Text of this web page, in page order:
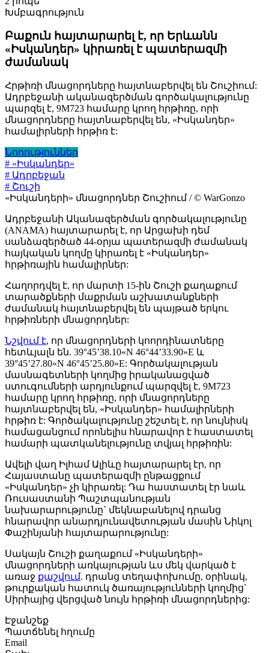
Խմբագրություն
Բաքուն հայտարարել է, որ Երևանն
«Իսկանդեր» կիրառել է պատերազմի
ժամանակ
Հրթիռի մնացորդները հայտնաբերվել են Շուշիում:
Ադրբեջանի ականազերծման գործակալությունը
պարզել է, 9M723 համարը կրող հրթիռը, որի
մնացորդները հայտնաբերվել են, «Իսկանդեր»
համալիրների հրթիռ է:
Նորություններ
# «Իսկանդեր»
# Ադրբեջան
# Շուշի
«Իսկանդերի» մնացորդներ Շուշիում / © WarGonzo
Ադրբեջանի Ականազերծման գործակալությունը
(ANAMA) հայտարարել է, որ Արցախի դեմ
սանձազերծած 44-օրյա պատերազմի ժամանակ
հայկական կողմը կիրառել է «Իսկանդեր»
հրթիռային համալիրներ:
Հաղորդվել է, որ մարտի 15-ին Շուշի քաղաքում
տարածքների մաքրման աշխատանքների
ժամանակ հայտնաբերվել են պայթած երկու
հրթիռների մնացորդներ:
Նշվում է, որ մնացորդների կոորդինատները
հետևյալն են. 39°45’38.10«N 46°44’33.90»E և
39°45’27.80«N 46°45’25.80»E: Գործակալության
մասնագետների կողմից իրականացված
ստուգումների արդյունքում պարզվել է, 9M723
համարը կրող հրթիռը, որի մնացորդները
հայտնաբերվել են, «Իսկանդեր» համալիրների
հրթիռ է: Գործակալությունը շեշտել է, որ նույնիսկ
համացանցում որոնելիս հնարավոր է հաստատել
համարի պատկանելությունը տվյալ հրթիռին:
Ավելի վաղ Իլհամ Ալիևը հայտարարել էր, որ
Հայաստանը պատերազմի ընթացքում
«Իսկանդեր» չի կիրառել: Դա հաստատել էր նաև
Ռուսաստանի Պաշտպանության
նախարարությունը` մեկնաբանելով դրանց
հնարավոր անարդյունավետության մասին Նիկոլ
Փաշինյանի հայտարարությունը:
Սակայն Շուշի քաղաքում «Իսկանդերի»
մնացորդների առկայության ևս մեկ վարկած է
առաջ քաշվում. դրանց տեղափոխումը, օրինակ,
թուրքական հատուկ ծառայությունների կողմից`
Սիրիայից վերցված նույն հրթիռի մնացորդներից:
Էջանշեք
Պատճենել հղումը
Email